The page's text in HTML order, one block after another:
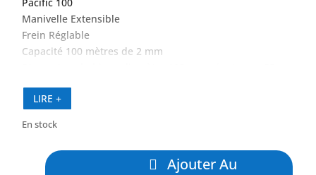
Manivelle Extensible
Frein Réglable
Capacité 100 mètres de 2 mm
LIRE +
En stock
quantité
Ajouter Au